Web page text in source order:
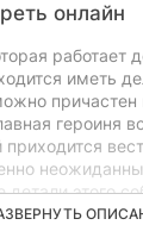
онлайн
работает
иметь
причастен
героиня
детали этого
Но вскоре